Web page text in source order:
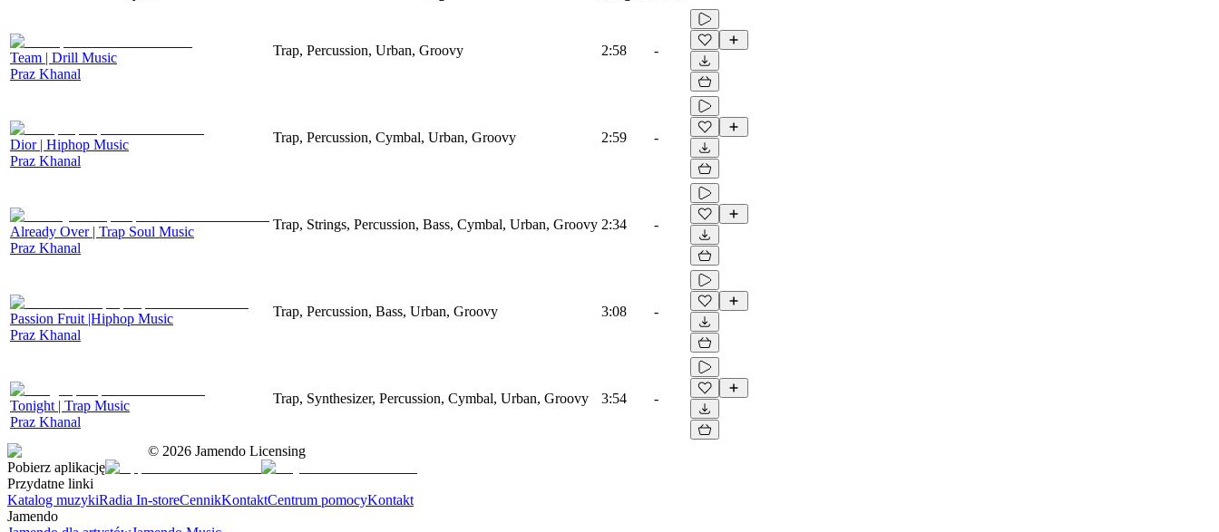
Team | Drill Music
Praz Khanal
Trap, Percussion, Urban, Groovy 2:58 -
Dior | Hiphop Music
Praz Khanal
Trap, Percussion, Cymbal, Urban, Groovy 2:59 -
Already Over | Trap Soul Music
Praz Khanal
Trap, Strings, Percussion, Bass, Cymbal, Urban, Groovy 2:34 -
Passion Fruit |Hiphop Music
Praz Khanal
Trap, Percussion, Bass, Urban, Groovy 3:08 -
Tonight | Trap Music
Praz Khanal
Trap, Synthesizer, Percussion, Cymbal, Urban, Groovy 3:54 -
© 2026 Jamendo Licensing
Pobierz aplikację
Przydatne linki
Katalog muzykiRadia In-storeCennikKontaktCentrum pomocyKontakt
Jamendo